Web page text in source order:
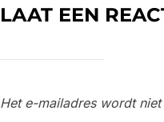
LAAT EEN
Het e-mailadres wordt